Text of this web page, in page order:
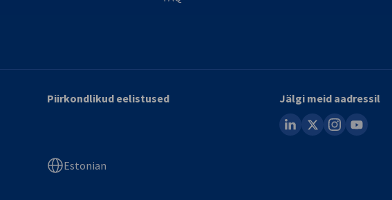
Piirkondlikud eelistused
Estonian
Jälgi meid aadressil
linkedin
instagram
youtube